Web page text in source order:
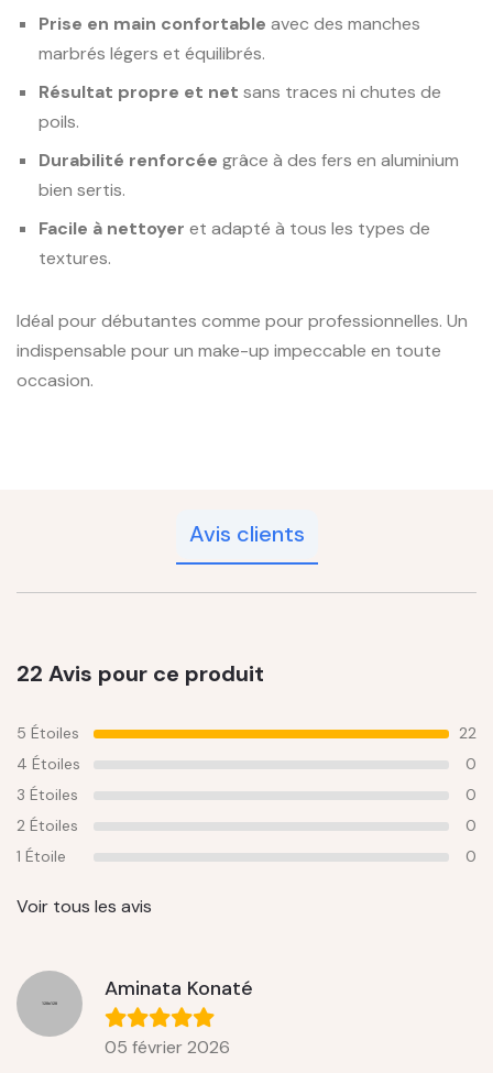
Prise en main confortable avec des manches
marbrés légers et équilibrés.
Résultat propre et net sans traces ni chutes de
poils.
Durabilité renforcée grâce à des fers en aluminium
bien sertis.
Facile à nettoyer et adapté à tous les types de
textures.
Idéal pour débutantes comme pour professionnelles. Un
indispensable pour un make-up impeccable en toute
occasion.
Avis clients
22 Avis pour ce produit
5 Étoiles
22
4 Étoiles
0
3 Étoiles
0
2 Étoiles
0
1 Étoile
0
Voir tous les avis
Aminata Konaté
05 février 2026